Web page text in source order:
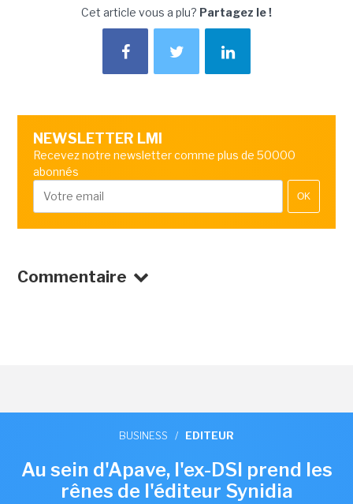
Cet article vous a plu? Partagez le !
NEWSLETTER LMI
Recevez notre newsletter comme plus de 50000
abonnés
OK
Commentaire
BUSINESS / EDITEUR
Au sein d'Apave, l'ex-DSI prend les
rênes de l'éditeur Synidia